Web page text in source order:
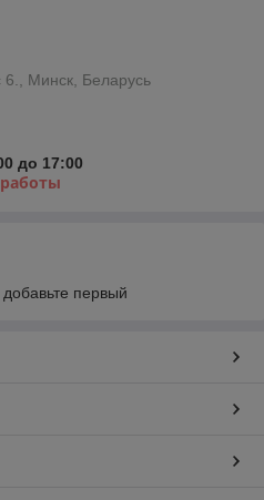
6., Минск, Беларусь
до 17:00
первый